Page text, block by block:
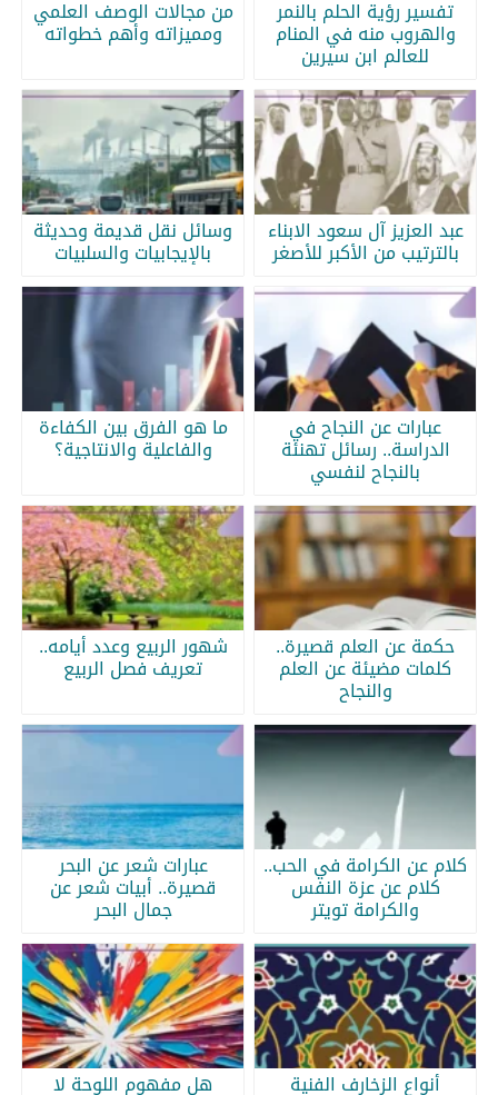
تفسير رؤية الحلم بالنمر
والهروب منه في المنام
للعالم ابن سيرين
من مجالات الوصف العلمي
ومميزاته وأهم خطواته
عبد العزيز آل سعود الابناء
بالترتيب من الأكبر للأصغر
وسائل نقل قديمة وحديثة
بالإيجابيات والسلبيات
عبارات عن النجاح في
الدراسة.. رسائل تهنئة
بالنجاح لنفسي
ما هو الفرق بين الكفاءة
والفاعلية والانتاجية؟
حكمة عن العلم قصيرة..
كلمات مضيئة عن العلم
والنجاح
شهور الربيع وعدد أيامه..
تعريف فصل الربيع
كلام عن الكرامة في الحب..
كلام عن عزة النفس
والكرامة تويتر
عبارات شعر عن البحر
قصيرة.. أبيات شعر عن
جمال البحر
أنواع الزخارف الفنية هل مفهوم اللوحة لا